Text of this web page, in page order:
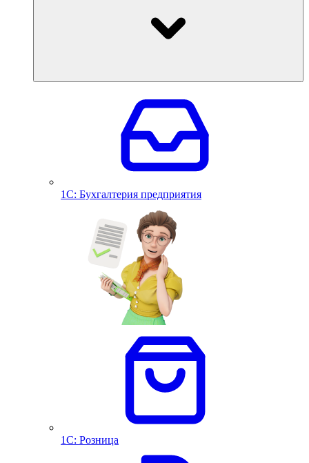
1С: Бухгалтерия предприятия
1С: Розница